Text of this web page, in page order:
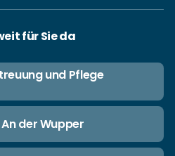
für Sie da
und Pflege
der Wupper